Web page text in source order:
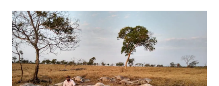
enfrentam precipitação de cinzas. La
situación con los incendios en las islas
frente a Rosario ya supera cualquier
adjetivo que se ponga. Hoy hubo lluvia
[…]